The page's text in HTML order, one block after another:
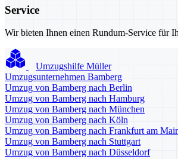
Service
Wir bieten Ihnen einen Rundum-Service für
Umzugshilfe Müller
Umzugsunternehmen Bamberg
Umzug von Bamberg nach Berlin
Umzug von Bamberg nach Hamburg
Umzug von Bamberg nach München
Umzug von Bamberg nach Köln
Umzug von Bamberg nach Frankfurt am
Umzug von Bamberg nach Stuttgart
Umzug von Bamberg nach Düsseldorf